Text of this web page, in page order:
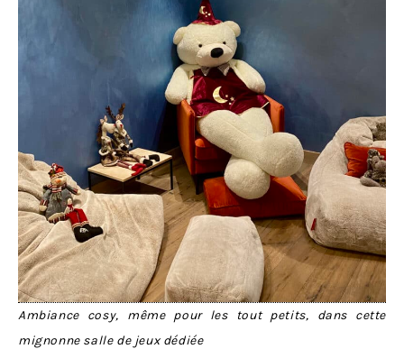
Ambiance cosy, même pour les tout petits, dans cette
mignonne salle de jeux dédiée